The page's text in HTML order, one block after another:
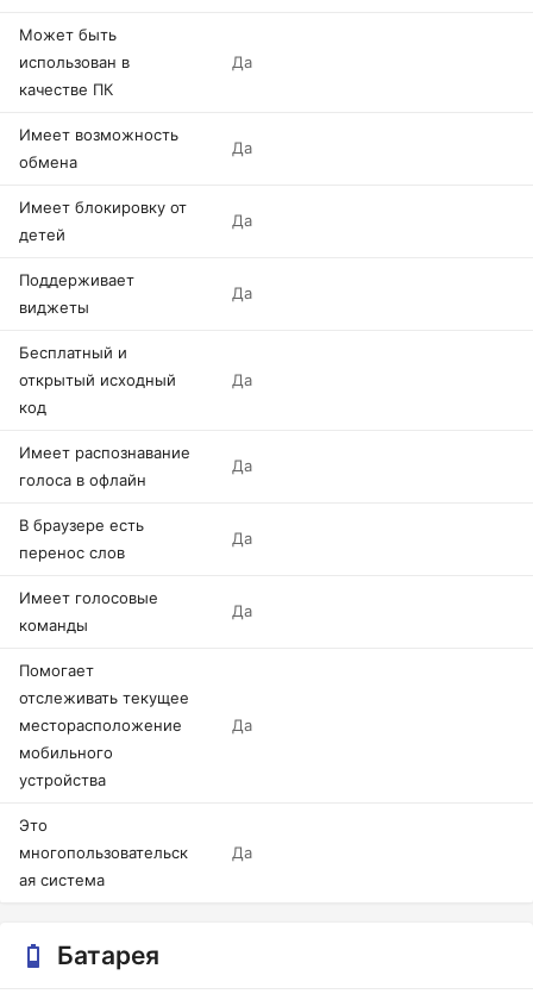
Может быть
использован в
качестве ПК
Да
Имеет возможность
обмена
Да
Имеет блокировку от
детей
Да
Поддерживает
виджеты
Да
Бесплатный и
открытый исходный
код
Да
Имеет распознавание
голоса в офлайн
Да
В браузере есть
перенос слов
Да
Имеет голосовые
команды
Да
Помогает
отслеживать текущее
месторасположение
мобильного
устройства
Да
Это
многопользовательск
ая система
Да
Батарея